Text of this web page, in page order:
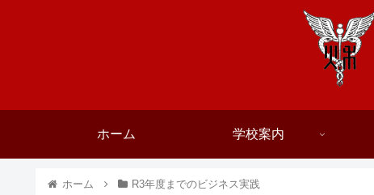
ホーム 学校案内
ホーム R3年度までのビジネス実践